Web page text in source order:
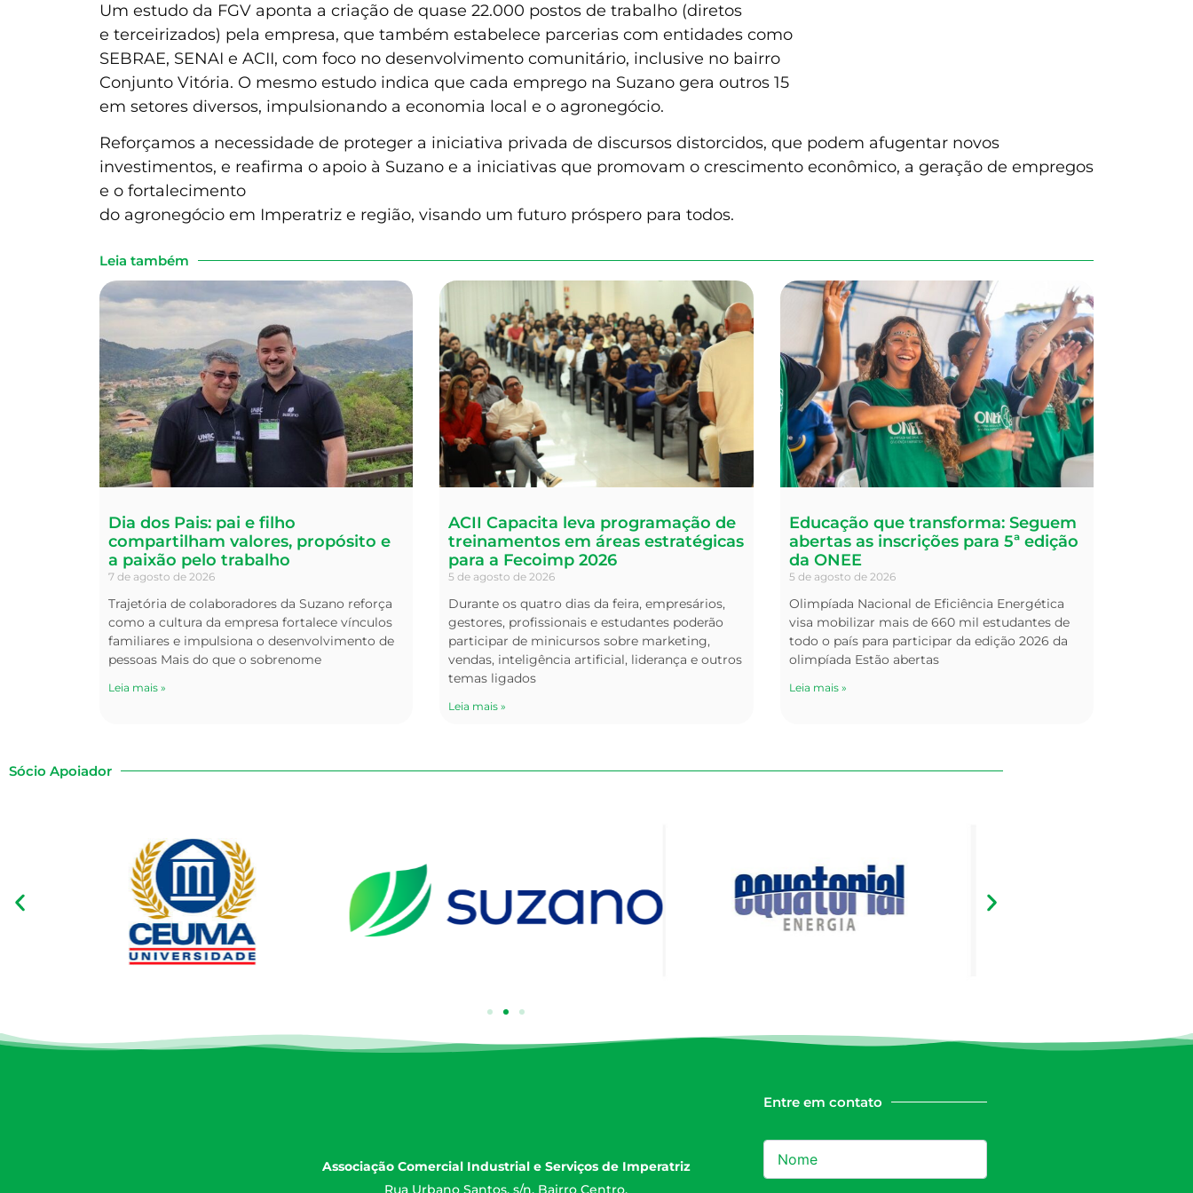
Um estudo da FGV aponta a criação de quase 22.000 postos de trabalho (diretos
e terceirizados) pela empresa, que também estabelece parcerias com entidades como
SEBRAE, SENAI e ACII, com foco no desenvolvimento comunitário, inclusive no bairro
Conjunto Vitória. O mesmo estudo indica que cada emprego na Suzano gera outros 15
em setores diversos, impulsionando a economia local e o agronegócio.
Reforçamos a necessidade de proteger a iniciativa privada de discursos distorcidos, que podem afugentar novos
investimentos, e reafirma o apoio à Suzano e a iniciativas que promovam o crescimento econômico, a geração de empregos
e o fortalecimento
do agronegócio em Imperatriz e região, visando um futuro próspero para todos.
Leia também
Dia dos Pais: pai e filho
compartilham valores, propósito e
a paixão pelo trabalho
7 de agosto de 2026
Trajetória de colaboradores da Suzano reforça
como a cultura da empresa fortalece vínculos
familiares e impulsiona o desenvolvimento de
pessoas Mais do que o sobrenome
Leia mais »
ACII Capacita leva programação de
treinamentos em áreas estratégicas
para a Fecoimp 2026
5 de agosto de 2026
Durante os quatro dias da feira, empresários,
gestores, profissionais e estudantes poderão
participar de minicursos sobre marketing,
vendas, inteligência artificial, liderança e outros
temas ligados
Leia mais »
Educação que transforma: Seguem
abertas as inscrições para 5ª edição
da ONEE
5 de agosto de 2026
Olimpíada Nacional de Eficiência Energética
visa mobilizar mais de 660 mil estudantes de
todo o país para participar da edição 2026 da
olimpíada Estão abertas
Leia mais »
Sócio Apoiador
Associação Comercial Industrial e Serviços de Imperatriz
Rua Urbano Santos, s/n. Bairro Centro,
Entre em contato